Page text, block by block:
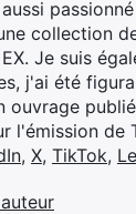
collection
Je suis
j'ai été
ouvrage
l'émission de
, X, TikTok,